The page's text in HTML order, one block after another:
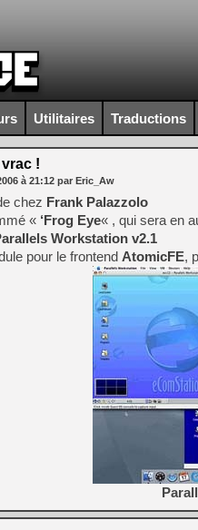
Utilitaires Traductions
vrac !
à 21:12 par Eric_Aw
chez Frank Palazzolo
« ‘Frog Eye« , qui sera en
Workstation v2.1
pour le frontend AtomicFE,